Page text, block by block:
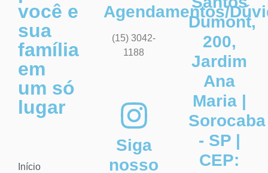
você e
sua
família
em
um só
lugar
Início
Agendamentos/
(15) 3042-
1188
Siga
nosso
Dumont,
200,
Jardim
Ana
Maria |
Sorocaba
- SP |
CEP: